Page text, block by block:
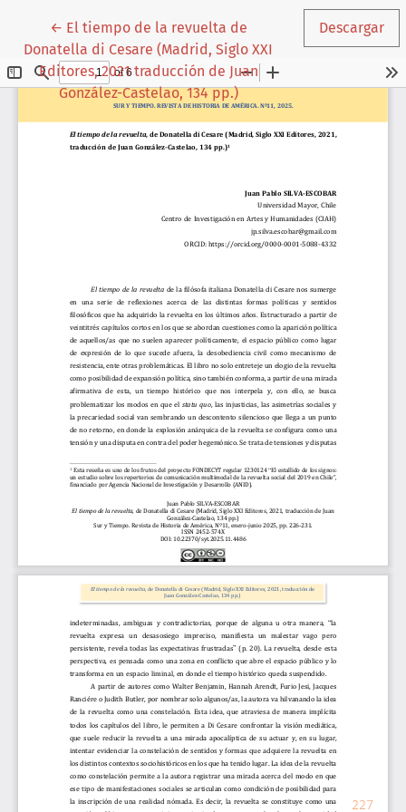
← Volver a los detalles del artículo
El tiempo de la revuelta de
Donatella di Cesare (Madrid, Siglo XXI
Editores, 2021 traducción de Juan
González-Castelao, 134 pp.)
Descargar